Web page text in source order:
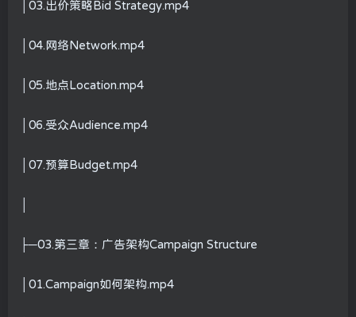
│03.出价策略Bid Strategy.mp4
│04.网络Network.mp4
│05.地点Location.mp4
│06.受众Audience.mp4
│07.预算Budget.mp4
├─03.第三章：广告架构Campaign Structure
│01.Campaign如何架构.mp4